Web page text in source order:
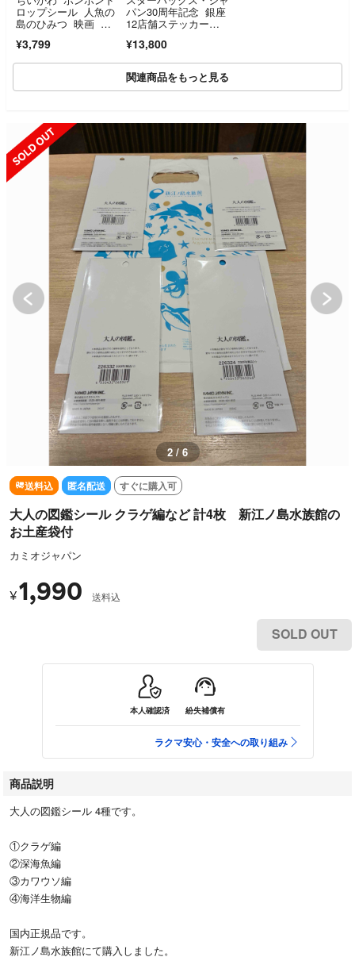
ロップシール 人魚の
島のひみつ 映画 特
¥3,799
パン30周年記念 銀座
12店舗ステッカーコ
¥13,800
関連商品をもっと見る
3 / 6
送料込 匿名配送 すぐに購入可
大人の図鑑シール クラゲ編など 計4枚 新江ノ島水族館の
お土産袋付
カミオジャパン
¥1,990 送料込
SOLD OUT
本人確認済 紛失補償有
ラクマ安心・安全への取り組み
商品説明
大人の図鑑シール 4種です。
①クラゲ編
②深海魚編
③カワウソ編
④海洋生物編
国内正規品です。
新江ノ島水族館にて購入しました。